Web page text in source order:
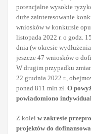
potencjalne wysokie
duże zainteresowanie
wniosków w konkursie
listopada 2022 r. o godz.
dnia (w okresie
jeszcze 47 wniosków o
W drugim przypadku
22 grudnia 2022 r.,
ponad 811 mln zł. O
powiadomiono
Z kolei w zakresie
projektów do